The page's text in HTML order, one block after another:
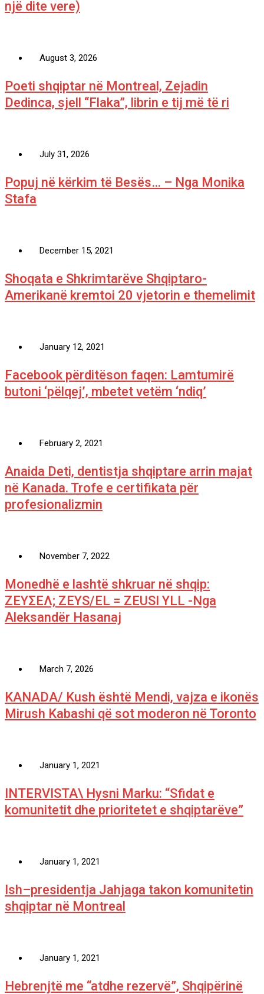
një dite vere)
August 3, 2026
Poeti shqiptar në Montreal, Zejadin
Dedinca, sjell “Flaka”, librin e tij më të ri
July 31, 2026
Popuj në kërkim të Besës… – Nga Monika
Stafa
December 15, 2021
Shoqata e Shkrimtarëve Shqiptaro-
Amerikanë kremtoi 20 vjetorin e themelimit
January 12, 2021
Facebook përditëson faqen: Lamtumirë
butoni ‘pëlqej’, mbetet vetëm ‘ndiq’
February 2, 2021
Anaida Deti, dentistja shqiptare arrin majat
në Kanada. Trofe e certifikata për
profesionalizmin
November 7, 2022
Monedhë e lashtë shkruar në shqip:
ΖΕΥΣΕΛ; ZEYS/EL = ZEUSI YLL -Nga
Aleksandër Hasanaj
March 7, 2026
KANADA/ Kush është Mendi, vajza e ikonës
Mirush Kabashi që sot moderon në Toronto
January 1, 2021
INTERVISTA\ Hysni Marku: “Sfidat e
komunitetit dhe prioritetet e shqiptarëve”
January 1, 2021
Ish–presidentja Jahjaga takon komunitetin
shqiptar në Montreal
January 1, 2021
Hebrenjtë me “atdhe rezervë”, Shqipërinë